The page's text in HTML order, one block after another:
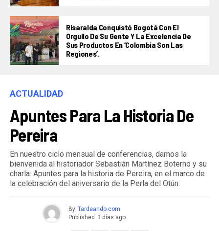
Risaralda Conquistó Bogotá Con El
Orgullo De Su Gente Y La Excelencia De
Sus Productos En ‘Colombia Son Las
Regiones’.
ACTUALIDAD
Apuntes Para La Historia De
Pereira
En nuestro ciclo mensual de conferencias, damos la
bienvenida al historiador Sebastián Martínez Boterno y su
charla: Apuntes para la historia de Pereira, en el marco de
la celebración del aniversario de la Perla del Otún.
By Tardeando.com
Published 3 días ago